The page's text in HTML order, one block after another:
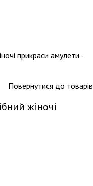
Повернутися до товарів
жіночі